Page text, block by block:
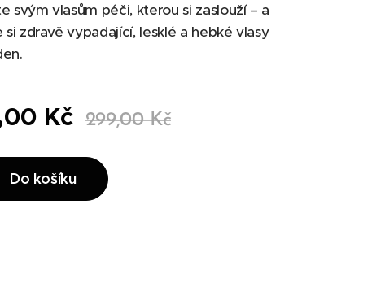
svým vlasům péči, kterou si zaslouží – a
si zdravě vypadající, lesklé a hebké vlasy
Kč 299,00Kč
Do košíku